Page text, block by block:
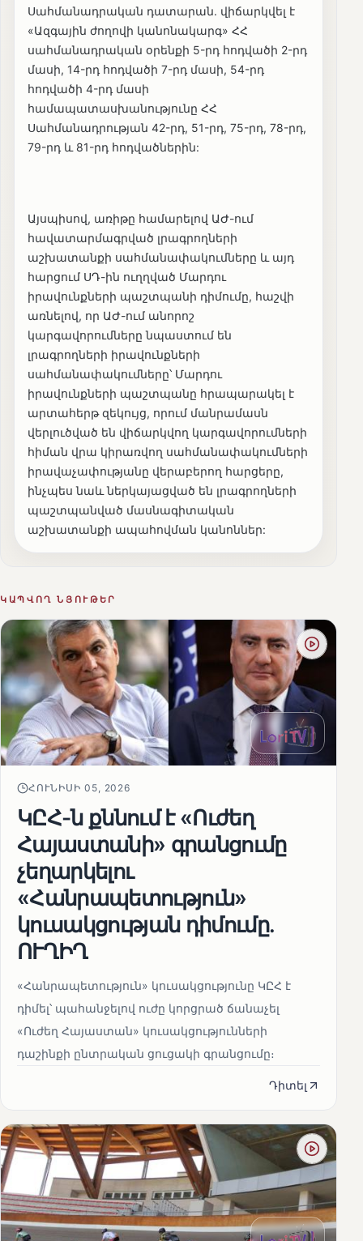
Սահմանադրական դատարան. վիճարկվել է
«Ազգային ժողովի կանոնակարգ» ՀՀ
սահմանադրական օրենքի 5-րդ հոդվածի 2-րդ
մասի, 14-րդ հոդվածի 7-րդ մասի, 54-րդ
հոդվածի 4-րդ մասի
համապատասխանությունը ՀՀ
Սահմանադրության 42-րդ, 51-րդ, 75-րդ, 78-րդ,
79-րդ և 81-րդ հոդվածներին:
Այսպիսով, առիթը համարելով ԱԺ-ում
հավատարմագրված լրագրողների
աշխատանքի սահմանափակումները և այդ
հարցում ՍԴ-ին ուղղված Մարդու
իրավունքների պաշտպանի դիմումը, հաշվի
առնելով, որ ԱԺ-ում անորոշ
կարգավորումները նպաստում են
լրագրողների իրավունքների
սահմանափակումները՝ Մարդու
իրավունքների պաշտպանը հրապարակել է
արտահերթ զեկույց, որում մանրամասն
վերլուծված են վիճարկվող կարգավորումների
հիման վրա կիրառվող սահմանափակումների
իրավաչափությանը վերաբերող հարցերը,
ինչպես նաև ներկայացված են լրագրողների
պաշտպանված մասնագիտական
աշխատանքի ապահովման կանոններ:
ԿԱՊՎՈՂ ՆՅՈՒԹԵՐ
ՀՈՒՆԻՍԻ 05, 2026
ԿԸՀ-ն քննում է «Ուժեղ
Հայաստանի» գրանցումը
չեղարկելու
«Հանրապետություն»
կուսակցության դիմումը.
ՈՒՂԻՂ
«Հանրապետություն» կուսակցությունը ԿԸՀ է
դիմել՝ պահանջելով ուժը կորցրած ճանաչել
«Ուժեղ Հայաստան» կուսակցությունների
դաշինքի ընտրական ցուցակի գրանցումը։
Դիտել